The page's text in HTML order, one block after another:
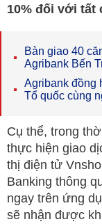
10% đối với tất
Bàn giao 40
Agribank Bến
Agribank đồng
Tổ quốc cùng
Cụ thể, trong
thực hiện giao
thị điện tử
Banking thông
ngay trên ứng
sẽ nhận được